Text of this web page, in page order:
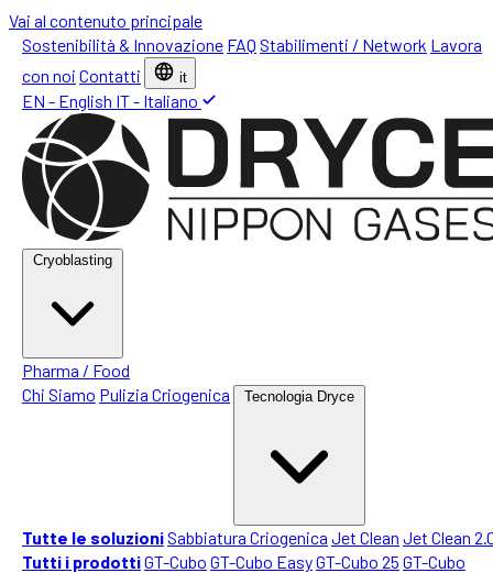
Vai al contenuto principale
Sostenibilità & Innovazione FAQ Stabilimenti / Network Lavora
con noi Contatti it
EN - English IT - Italiano
Cryoblasting
Pharma / Food
Chi Siamo Pulizia Criogenica Tecnologia Dryce
Tutte le soluzioniSabbiatura Criogenica Jet Clean Jet Clean
Tutti i prodottiGT-Cubo GT-Cubo EasyGT-Cubo 25 GT-Cubo